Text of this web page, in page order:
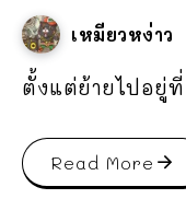
เหมียวหง่าว
ตั้งแต่ย้ายไปอยู่
Read More